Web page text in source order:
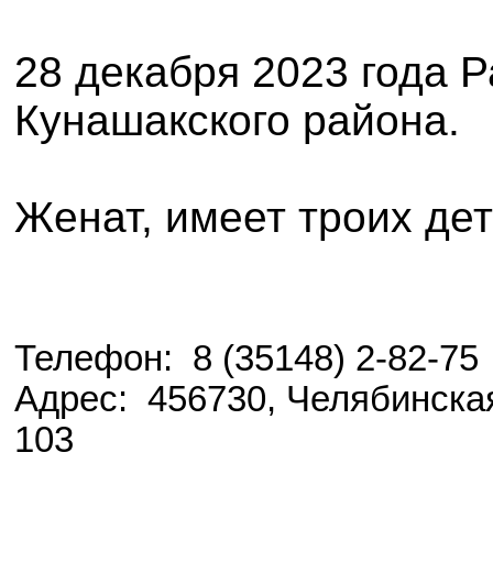
28 декабря 2023 года
Кунашакского района.
Женат, имеет троих
Телефон: 8 (35148) 2-82-75
Адрес: 456730,
103